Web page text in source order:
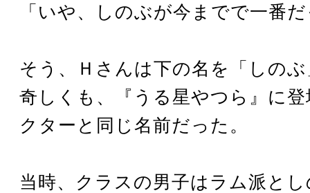
「いや、しのぶが今までで一番
そう、Ｈさんは下の名を「しの
奇しくも、『うる星やつら』に
クターと同じ名前だった。
当時、クラスの男子はラム派と